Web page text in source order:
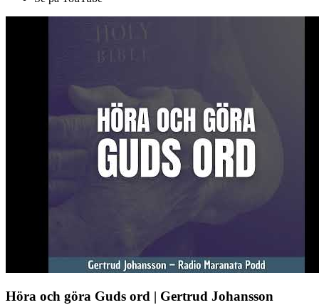
Höra och göra Guds ord | Gertrud Johansson